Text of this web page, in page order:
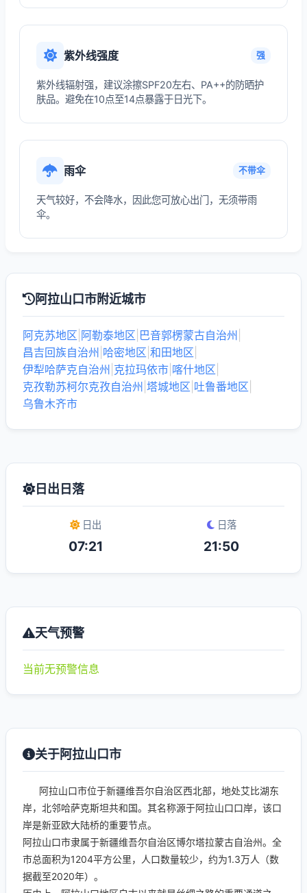
紫外线强度 强
紫外线辐射强，建议涂擦SPF20左右、PA++的防晒护
肤品。避免在10点至14点暴露于日光下。
雨伞 不带伞
天气较好，不会降水，因此您可放心出门，无须带雨
伞。
阿拉山口市附近城市
阿克苏地区 阿勒泰地区 巴音郭楞蒙古自治州
昌吉回族自治州 哈密地区 和田地区
伊犁哈萨克自治州 克拉玛依市 喀什地区
克孜勒苏柯尔克孜自治州 塔城地区 吐鲁番地区
乌鲁木齐市
日出日落
日出
07:21
日落
21:50
天气预警
当前无预警信息
关于阿拉山口市
阿拉山口市位于新疆维吾尔自治区西北部，地处艾比湖东
岸，北邻哈萨克斯坦共和国。其名称源于阿拉山口口岸，该口
岸是新亚欧大陆桥的重要节点。
阿拉山口市隶属于新疆维吾尔自治区博尔塔拉蒙古自治州。全
市总面积为1204平方公里，人口数量较少，约为1.3万人（数
据截至2020年）。